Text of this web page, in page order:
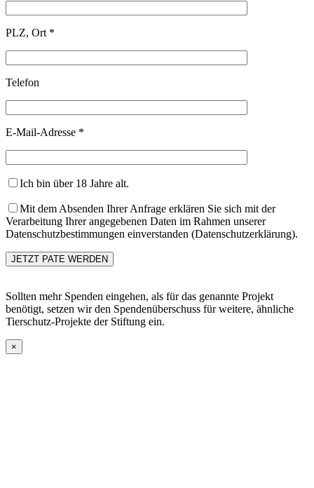
PLZ, Ort *
Telefon
E-Mail-Adresse *
Ich bin über 18 Jahre alt.
Mit dem Absenden Ihrer Anfrage erklären Sie sich mit der
Verarbeitung Ihrer angegebenen Daten im Rahmen unserer
Datenschutzbestimmungen einverstanden (Datenschutzerklärung).
Sollten mehr Spenden eingehen, als für das genannte Projekt
benötigt, setzen wir den Spendenüberschuss für weitere, ähnliche
Tierschutz-Projekte der Stiftung ein.
×